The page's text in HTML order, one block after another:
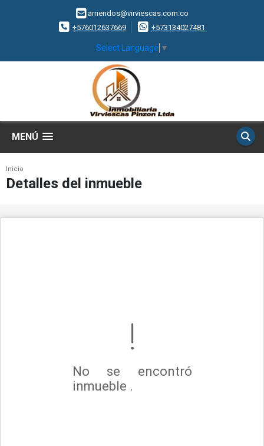
arriendos@virviescas.com.co
+576012637669
+573134027481
Select Language ▼
MENÚ
Inicio
Detalles del inmueble
No se encontró
inmueble .